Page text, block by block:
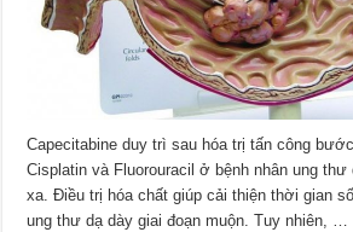
Capecitabine duy trì sau hóa trị tấn công
Cisplatin và Fluorouracil ở bệnh nhân ung thư
xa. Điều trị hóa chất giúp cải thiện thời gian
ung thư dạ dày giai đoạn muộn. Tuy nhiên, …